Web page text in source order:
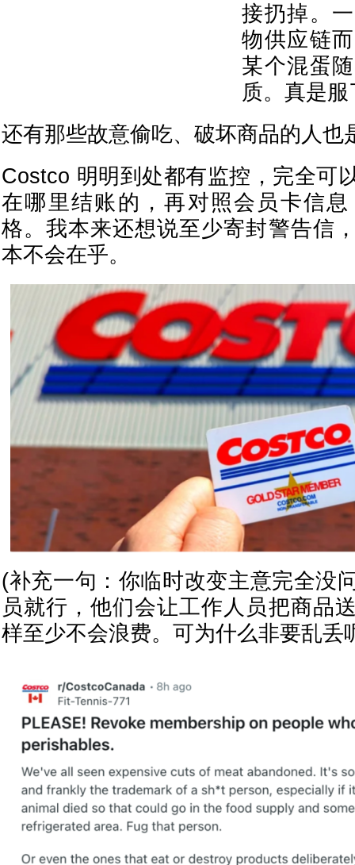
接扔掉。
物供应链
某个混蛋
质。真是
还有那些故意偷吃、破坏商品的人也
Costco 明明到处都有监控，完全可
在哪里结账的，再对照会员卡信
格。我本来还想说至少寄封警告信
本不会在乎。
(补充一句：你临时改变主意完全没
员就行，他们会让工作人员把商品
样至少不会浪费。可为什么非要乱丢